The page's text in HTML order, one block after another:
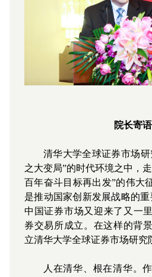
院长寄语
清华大学全球证券市场
之大变局”的时代环境之中，
百年奋斗目标再出发”的伟大
是推动国家创新发展战略的重
中国证券市场又迎来了又一
券交易所成立。在这样的背
立清华大学全球证券市场研究
人在清华、根在清华。